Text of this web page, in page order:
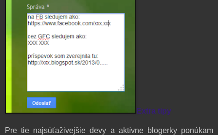
Extra tipy
Pre tie najsúťaživejšie devy a aktívne blogerky ponúkam